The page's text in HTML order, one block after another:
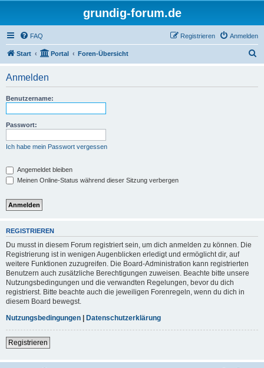
grundig-forum.de
FAQ Anmelden
Registrieren
Start Portal Foren-Übersicht
Anmelden
Benutzername:
Passwort:
Ich habe mein Passwort vergessen
Angemeldet bleiben
Meinen Online-Status während dieser Sitzung verbergen
REGISTRIEREN
Du musst in diesem Forum registriert sein, um dich anmelden zu können. Die
Registrierung ist in wenigen Augenblicken erledigt und ermöglicht dir, auf
weitere Funktionen zuzugreifen. Die Board-Administration kann registrierten
Benutzern auch zusätzliche Berechtigungen zuweisen. Beachte bitte unsere
Nutzungsbedingungen und die verwandten Regelungen, bevor du dich
registrierst. Bitte beachte auch die jeweiligen Forenregeln, wenn du dich in
diesem Board bewegst.
Nutzungsbedingungen | Datenschutzerklärung
Registrieren